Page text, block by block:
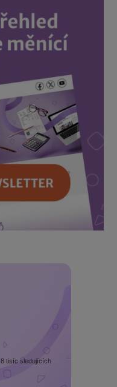
8 tisíc sledujících